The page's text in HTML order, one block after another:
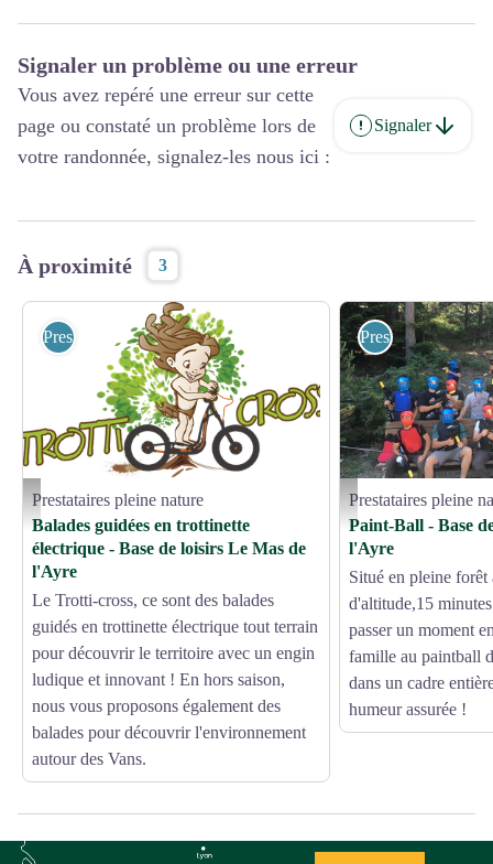
Signaler un problème ou une erreur
Vous avez repéré une erreur sur cette
page ou constaté un problème lors de
votre randonnée, signalez-les nous ici :
Signaler
À proximité 3
Logo - Vincent Bres
Prestataires pleine nature
Prestataires pleine nature
Balades guidées en trottinette
électrique - Base de loisirs Le Mas de
l'Ayre
Le Trotti-cross, ce sont des balades
guidés en trottinette électrique tout terrain
pour découvrir le territoire avec un engin
ludique et innovant ! En hors saison,
nous vous proposons également des
balades pour découvrir l'environnement
autour des Vans.
Paintball Mas de l'Ayre -
Prestataires pleine
Prestataires pleine
Paint-Ball - Base
l'Ayre
Situé en pleine forêt
d'altitude,15
passer un moment
famille au paintball
dans un cadre
humeur assurée !